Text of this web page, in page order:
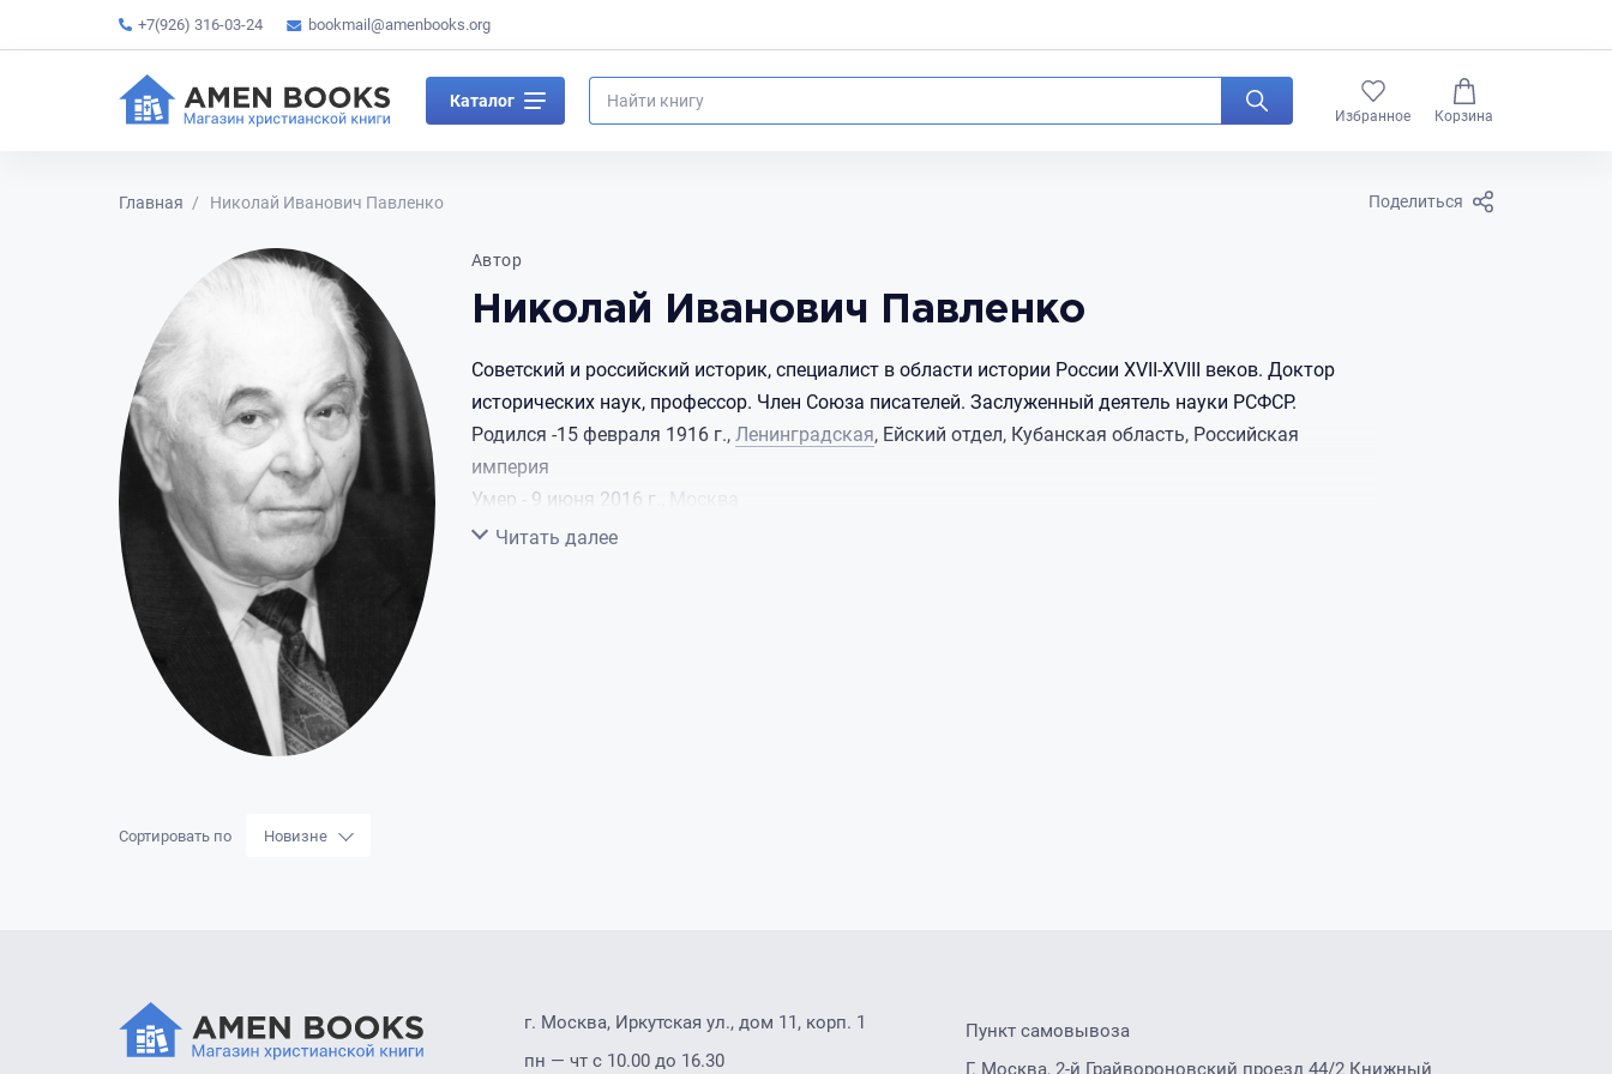
+7(926) 316-03-24 bookmail@amenbooks.org
Каталог
Избранное Корзина
Главная Николай Иванович Павленко Поделиться
Автор
Николай Иванович Павленко
Советский и российский историк, специалист в области истории России XVII-XVIII веков. Доктор
исторических наук, профессор. Член Союза писателей. Заслуженный деятель науки РСФСР.
Родился -15 февраля 1916 г., Ленинградская, Ейский отдел, Кубанская область, Российская
империя
Умер - 9 июня 2016 г.,
Москва
Свернуть
Читать далее
Сортировать по Новизне
г. Москва, Иркутская ул., дом 11, корп. 1
пн — чт с 10.00 до 16.30
Пункт самовывоза
Г. Москва, 2-й Грайвороновский проезд 44/2 Книжный